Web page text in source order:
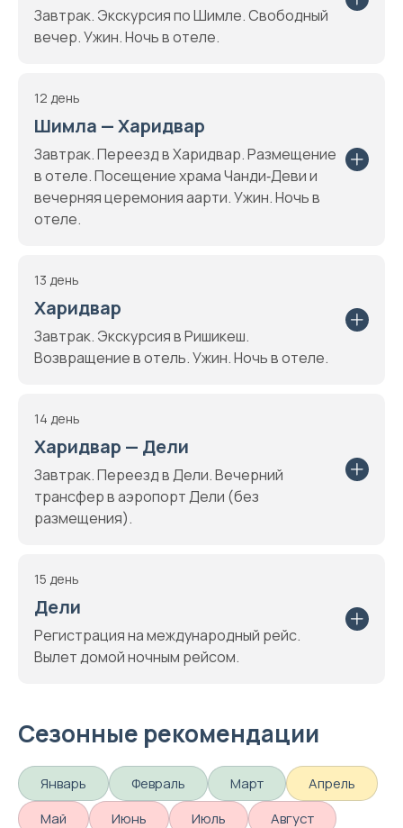
Завтрак. Экскурсия по Шимле. Свободный
вечер. Ужин. Ночь в отеле.
12 день
Шимла — Харидвар
Завтрак. Переезд в Харидвар. Размещение
в отеле. Посещение храма Чанди‑Деви и
вечерняя церемония аарти. Ужин. Ночь в
отеле.
13 день
Харидвар
Завтрак. Экскурсия в Ришикеш.
Возвращение в отель. Ужин. Ночь в отеле.
14 день
Харидвар — Дели
Завтрак. Переезд в Дели. Вечерний
трансфер в аэропорт Дели (без
размещения).
15 день
Дели
Регистрация на международный рейс.
Вылет домой ночным рейсом.
Сезонные рекомендации
Январь Февраль Март
Апрель
Май
Июнь Июль
Август